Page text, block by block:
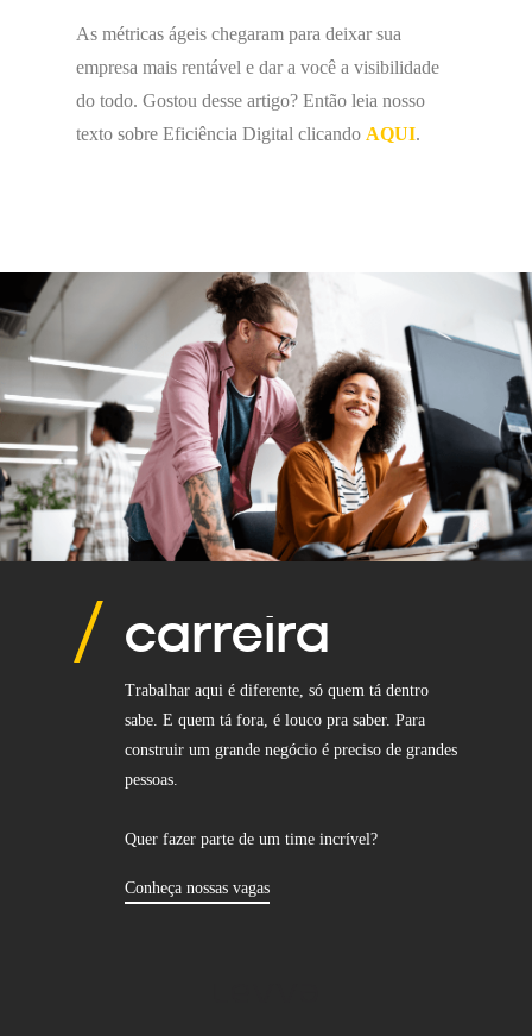
As métricas ágeis chegaram para deixar sua
empresa mais rentável e dar a você a visibilidade
do todo. Gostou desse artigo? Então leia nosso
texto sobre Eficiência Digital clicando AQUI.
carreira
Trabalhar aqui é diferente, só quem tá dentro
sabe. E quem tá fora, é louco pra saber. Para
construir um grande negócio é preciso de grandes
pessoas.
Quer fazer parte de um time incrível?
Conheça nossas vagas